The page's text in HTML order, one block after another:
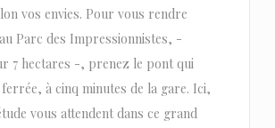
vos envies. Pour vous rendre
Parc des Impressionnistes, -
7 hectares -, prenez le pont qui
à cinq minutes de la gare. Ici,
vous attendent dans ce grand